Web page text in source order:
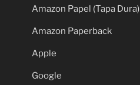
Amazon Papel (Tapa Dura)
Amazon Paperback
Apple
Google